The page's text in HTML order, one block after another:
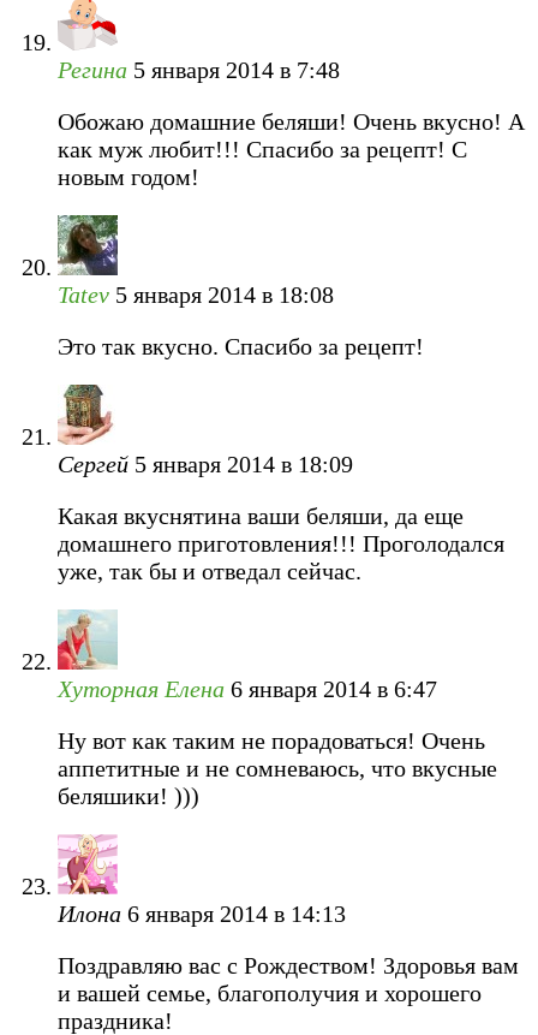
Регина 5 января 2014 в 7:48
Обожаю домашние беляши! Очень вкусно! А
как муж любит!!! Спасибо за рецепт! С
новым годом!
Tatev 5 января 2014 в 18:08
Это так вкусно. Спасибо за рецепт!
Сергей 5 января 2014 в 18:09
Какая вкуснятина ваши беляши, да еще
домашнего приготовления!!! Проголодался
уже, так бы и отведал сейчас.
Хуторная Елена 6 января 2014 в 6:47
Ну вот как таким не порадоваться! Очень
аппетитные и не сомневаюсь, что вкусные
беляшики! )))
Илона 6 января 2014 в 14:13
Поздравляю вас с Рождеством! Здоровья вам
и вашей семье, благополучия и хорошего
праздника!